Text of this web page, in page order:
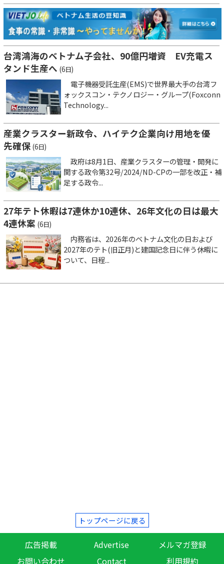
台湾鴻海のベトナム子会社、90億円増資 EV充電ス
タンド生産へ (6日)
電子機器受託生産(EMS)で世界最大手の台湾フ
ォックスコン・テクノロジー・グループ(Foxconn
Technology...
産業クラスター新政令、ハイテク企業向け用地を優
先確保 (6日)
政府は8月1日、産業クラスターの管理・開発に
関する政令第32号/2024/ND-CPの一部を改正・補
足する政令...
27年テト休暇は7連休か10連休、26年文化の日は最大
4連休案 (6日)
内務省は、2026年のベトナム文化の日および
2027年のテト(旧正月)と建国記念日に伴う休暇に
ついて、日程...
トップページに戻る
広告掲載 Advertise
メルマガ登録
お問い合わせ
Contact 利用規約